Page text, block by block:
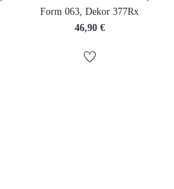
Form 063, Dekor 377Rx
46,90 €